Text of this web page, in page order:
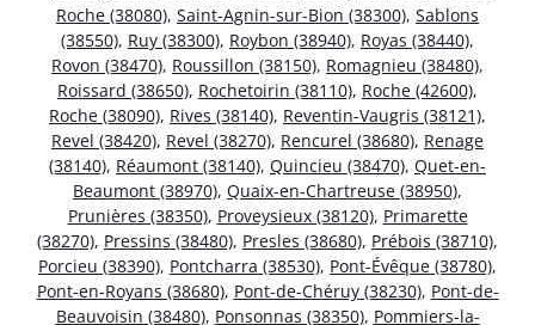
Roche (38080), Saint-Agnin-sur-Bion (38300), Sablons
(38550), Ruy (38300), Roybon (38940), Royas (38440),
Rovon (38470), Roussillon (38150), Romagnieu (38480),
Roissard (38650), Rochetoirin (38110), Roche (42600),
Roche (38090), Rives (38140), Reventin-Vaugris (38121),
Revel (38420), Revel (38270), Rencurel (38680), Renage
(38140), Réaumont (38140), Quincieu (38470), Quet-en-
Beaumont (38970), Quaix-en-Chartreuse (38950),
Prunières (38350), Proveysieux (38120), Primarette
(38270), Pressins (38480), Presles (38680), Prébois (38710),
Porcieu (38390), Pontcharra (38530), Pont-Évêque (38780),
Pont-en-Royans (38680), Pont-de-Chéruy (38230), Pont-de-
Beauvoisin (38480), Ponsonnas (38350), Pommiers-la-